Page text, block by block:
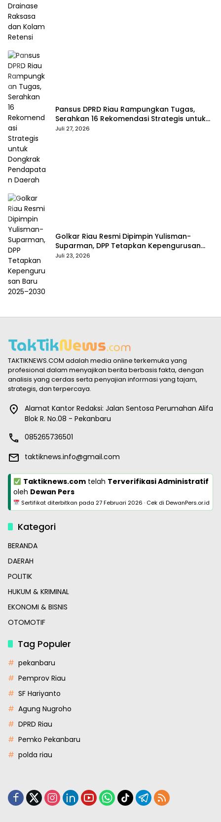
Pansus DPRD Riau Rampungkan Tugas,
Serahkan 16 Rekomendasi Strategis untuk
Dongkrak Pendapatan Daerah
Juli 27, 2026
Golkar Riau Resmi Dipimpin Yulisman-
Suparman, DPP Tetapkan Kepengurusan
Baru 2025–2030
Juli 23, 2026
TAKTIKNEWS.COM adalah media online terkemuka yang
profesional dalam menyajikan berita berbasis fakta, dengan
analisis yang cerdas serta penyajian informasi yang tajam,
strategis, dan terpercaya.
Alamat Kantor Redaksi: Jalan Sentosa Perumahan Alifa
Blok R. No.08 - Pekanbaru
085265736501
taktiknews.info@gmail.com
Taktiknews.comtelah Terverifikasi Administratif
oleh Dewan Pers
Sertifikat diterbitkan pada 27 Februari 2026 · Cek di DewanPers.or.id
Kategori
BERANDA
DAERAH
POLITIK
HUKUM & KRIMINAL
EKONOMI & BISNIS
OTOMOTIF
Tag Populer
pekanbaru
Pemprov Riau
SF Hariyanto
Agung Nugroho
DPRD Riau
Pemko Pekanbaru
polda riau